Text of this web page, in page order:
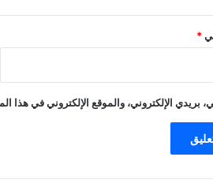
*
الإلكتروني، والموقع الإلكتروني في هذا